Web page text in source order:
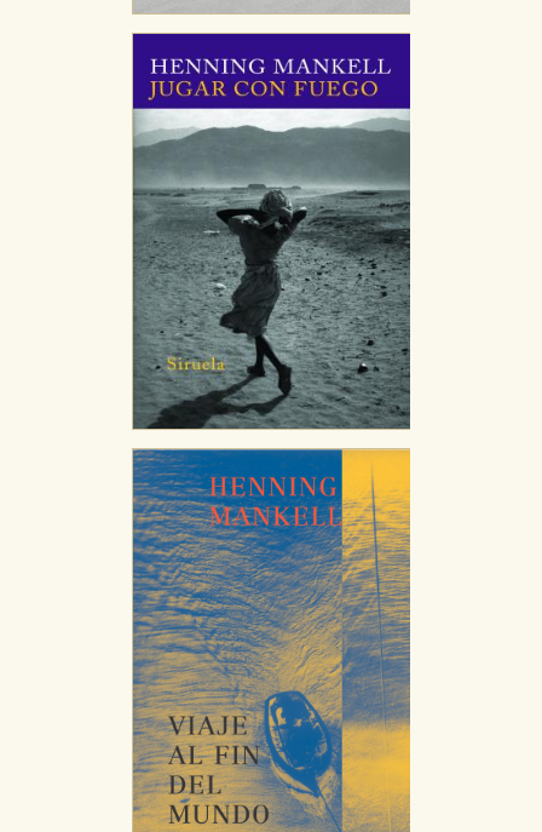
Cookies necesarias
Estas cookies son necesarias para que nuestro sitio
web funcione y no es posible deshabilitarlas desde
nuestro sistema. Es posible hacerlo desde el
navegador, pero en ese caso es posible que algunas
áreas de nuestra web dejen de funcionar
Cookies de rendimiento y analíticas
Estas cookies se utilizan para mejorar su experiencia
de navegación y optimizar el funcionamiento de
nuestro sitio web. Almacenan configuraciones de
servicios para que no tenga que reconfigurarlos cada
vez que nos visita. La información es agregada y, por lo
tanto, es anónima.
Cookies de publicidad y redes sociales
Estas cookies son gestionadas por nuestros socios
publicitarios y se utilizan para mostrar publicidad
relevante para sus intereses en otros sitios. No
almacenan directamente información personal sino
navegador y dispositivo de internet.
GUARDAR CONFIGURACIÓN
Puede consultar nuestrapolítica de cookies